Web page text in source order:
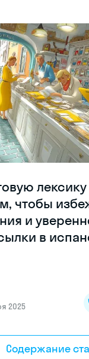
лексику
чтобы
и
в
2025
Содержание